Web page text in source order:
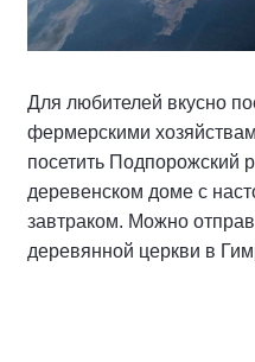
Для любителей вкусно
фермерскими
посетить Подпорожский
деревенском доме с
завтраком. Можно
деревянной церкви в